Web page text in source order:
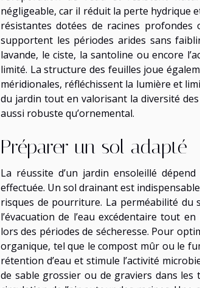
négligeable, car il réduit la perte hydrique
résistantes dotées de racines
supportent les périodes arides sans
lavande, le ciste, la santoline ou encore
limité. La structure des feuilles joue
méridionales, réfléchissent la lumière et
du jardin tout en valorisant la diversité
aussi robuste qu’ornemental.
Préparer un sol adapté
La réussite d’un jardin ensoleillé
effectuée. Un sol drainant est
risques de pourriture. La perméabilité
l’évacuation de l’eau excédentaire tout
lors des périodes de sécheresse. Pour
organique, tel que le compost mûr ou le
rétention d’eau et stimule l’activité
de sable grossier ou de graviers dans